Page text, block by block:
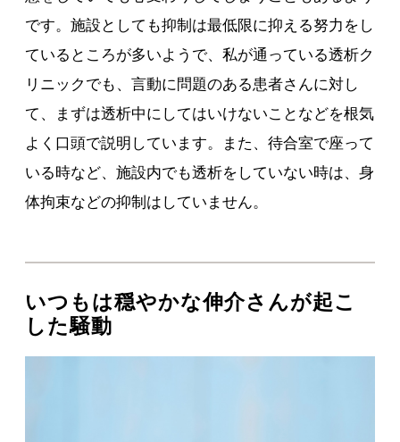
です。施設としても抑制は最低限に抑える努力をし
ているところが多いようで、私が通っている透析ク
リニックでも、言動に問題のある患者さんに対し
て、まずは透析中にしてはいけないことなどを根気
よく口頭で説明しています。また、待合室で座って
いる時など、施設内でも透析をしていない時は、身
体拘束などの抑制はしていません。
いつもは穏やかな伸介さんが起こ
した騒動